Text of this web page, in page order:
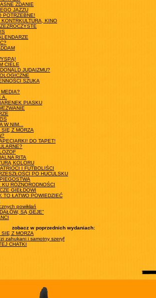
ZDANIE
JAZZU
POTRZEBNE!
KONTRKULTURA, KINO
CIELE
JUDAIZMU?
SZUKA
MEDIA?
A.
PIASKU
W NIM...
SIĘ Z MORZA
DO TAPET!
RITA
KOLORU
I FUTBOLIŚCI
PO HUCULSKU
RÓŻNORODNOŚCI
GIEŁDOWI
TO ŁATWO POWIEDZIEĆ
powikłań
SĄ GEJE”
zobacz w poprzednich wydaniach:
SIĘ Z MORZA
zahukani i samotny szeryf
CHATKI